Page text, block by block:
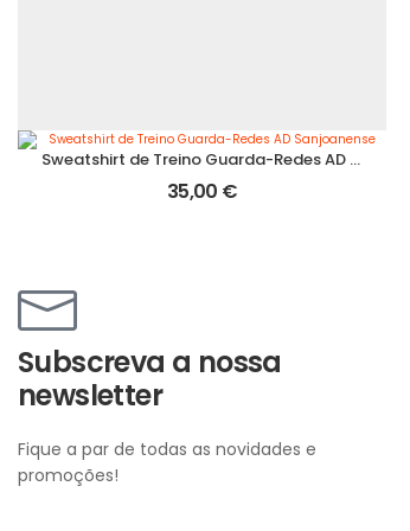
Sweatshirt de Treino Guarda-Redes AD Sanjoanense
35,00 €
Subscreva a nossa
newsletter
Fique a par de todas as novidades e
promoções!